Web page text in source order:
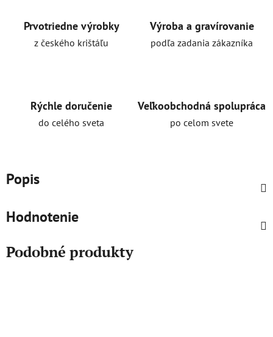
Prvotriedne výrobky
z českého krištáľu
Výroba a gravírovanie
podľa zadania zákazníka
Rýchle doručenie
do celého sveta
Veľkoobchodná spolupráca
po celom svete
Popis
Hodnotenie
Podobné produkty